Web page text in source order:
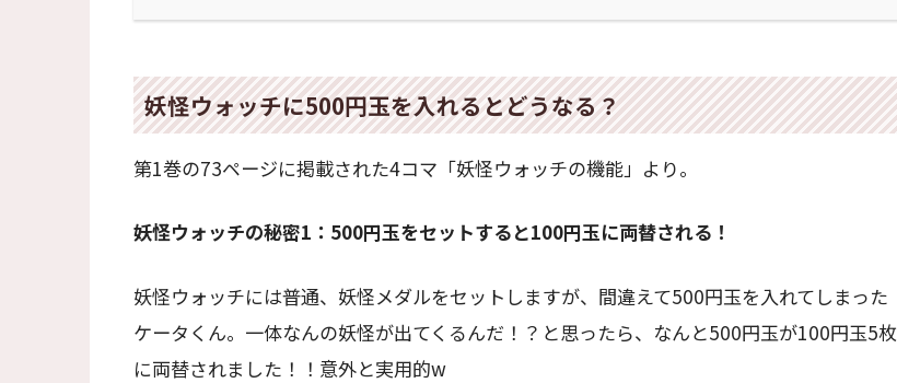
妖怪ウォッチに500円玉を入れるとどうなる？
第1巻の73ページに掲載された4コマ「妖怪ウォッチの機能」より。
妖怪ウォッチの秘密1：500円玉をセットすると100円玉に両替される！
妖怪ウォッチには普通、妖怪メダルをセットしますが、間違えて500円玉を入れてしまった
ケータくん。一体なんの妖怪が出てくるんだ！？と思ったら、なんと500円玉が100円玉5枚
に両替されました！！意外と実用的w